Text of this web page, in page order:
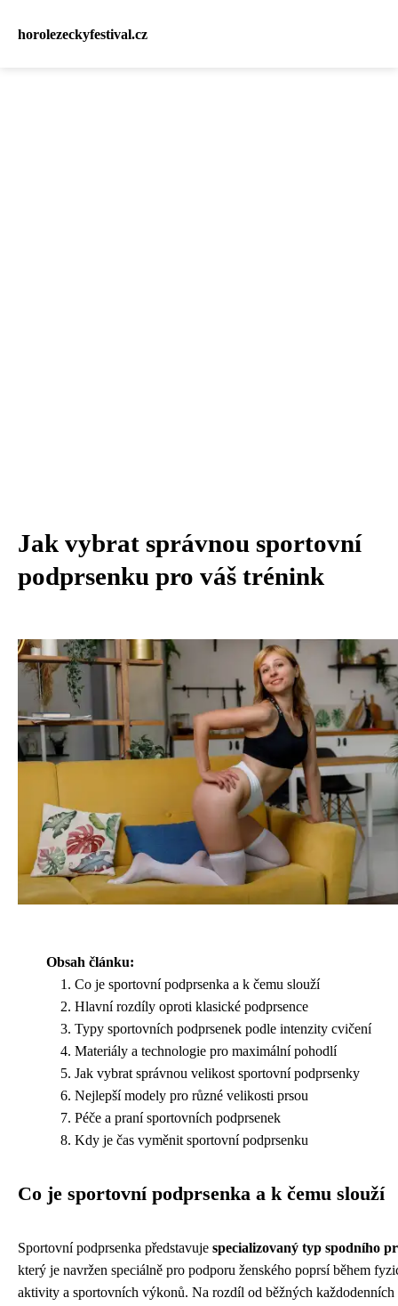
horolezeckyfestival.cz
Jak vybrat správnou sportovní
podprsenku pro váš trénink
Obsah článku:
Co je sportovní podprsenka a k čemu slouží
Hlavní rozdíly oproti klasické podprsence
Typy sportovních podprsenek podle intenzity cvičení
Materiály a technologie pro maximální pohodlí
Jak vybrat správnou velikost sportovní podprsenky
Nejlepší modely pro různé velikosti prsou
Péče a praní sportovních podprsenek
Kdy je čas vyměnit sportovní podprsenku
Co je sportovní podprsenka a k čemu slouží
Sportovní podprsenka představuje specializovaný typ spodního
který je navržen speciálně pro podporu ženského poprsí během
aktivity a sportovních výkonů. Na rozdíl od běžných každodenních